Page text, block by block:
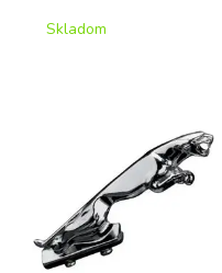
Skladom